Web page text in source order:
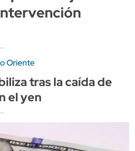
Oriente
tras la caída de
el yen